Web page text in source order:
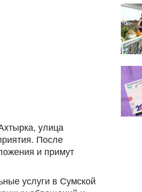
улица
После
и примут
услуги в Сумской